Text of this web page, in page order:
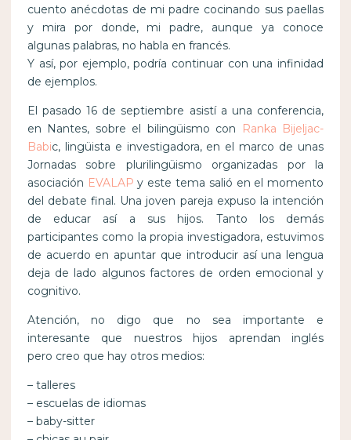
cuento anécdotas de mi padre cocinando sus paellas
y mira por donde, mi padre, aunque ya conoce
algunas palabras, no habla en francés.
Y así, por ejemplo, podría continuar con una infinidad
de ejemplos.
El pasado 16 de septiembre asistí a una conferencia,
en Nantes, sobre el bilingüismo con
Ranka Bijeljac-
Babic, lingüista e investigadora, en el marco de unas
Jornadas sobre plurilingüismo organizadas por la
asociación EVALAP y este tema salió en el momento
del debate final. Una joven pareja expuso la intención
de educar así a sus hijos. Tanto los demás
participantes como la propia investigadora, estuvimos
de acuerdo en apuntar que introducir así una lengua
deja de lado algunos factores de orden emocional y
cognitivo.
Atención, no digo que no sea importante e
interesante que nuestros hijos aprendan inglés
pero creo que hay otros medios:
– talleres
– escuelas de idiomas
– baby-sitter